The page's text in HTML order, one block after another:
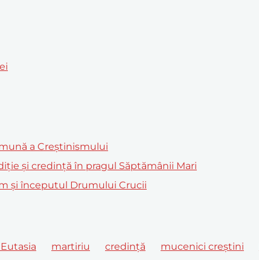
a Creștinismului
și credință în pragul Săptămânii Mari
și începutul Drumului Crucii
martiriu credință mucenici creștini